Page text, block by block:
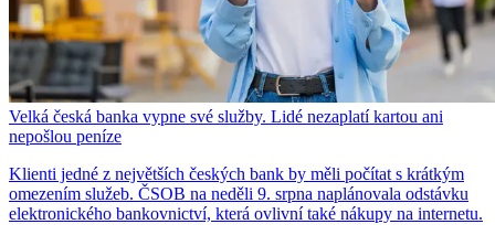
Velká česká banka vypne své služby. Lidé nezaplatí kartou ani
nepošlou peníze
Klienti jedné z největších českých bank by měli počítat s krátkým
omezením služeb. ČSOB na neděli 9. srpna naplánovala odstávku
elektronického bankovnictví, která ovlivní také nákupy na internetu.